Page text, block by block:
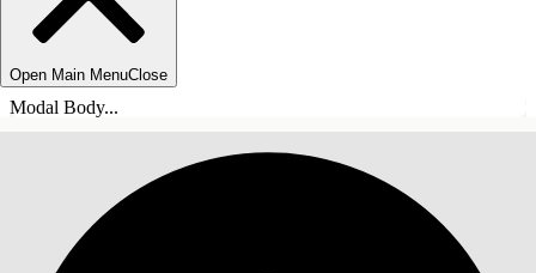
Open Main MenuClose
Modal Body...